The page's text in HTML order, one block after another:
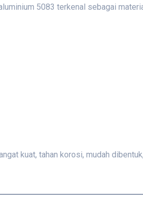
5083 terkenal sebagai
kuat, tahan korosi, mudah